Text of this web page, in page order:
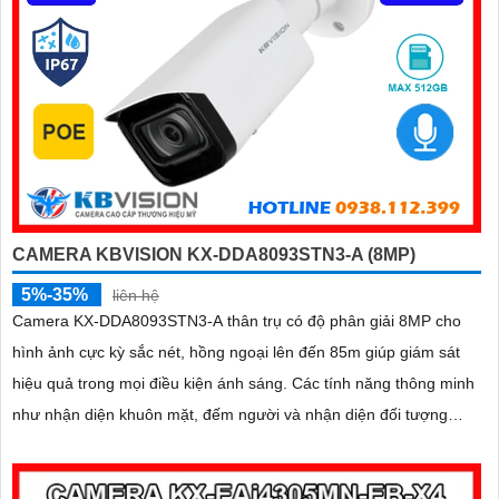
CAMERA KBVISION KX-DDA8093STN3-A (8MP)
5%-35%
liên hệ
Camera KX-DDA8093STN3-A thân trụ có độ phân giải 8MP cho
hình ảnh cực kỳ sắc nét, hồng ngoại lên đến 85m giúp giám sát
hiệu quả trong mọi điều kiện ánh sáng. Các tính năng thông minh
như nhận diện khuôn mặt, đếm người và nhận diện đối tượng
được bảo vệ với chuẩn IP67, IK10 và hỗ trợ PoE, camera đảm